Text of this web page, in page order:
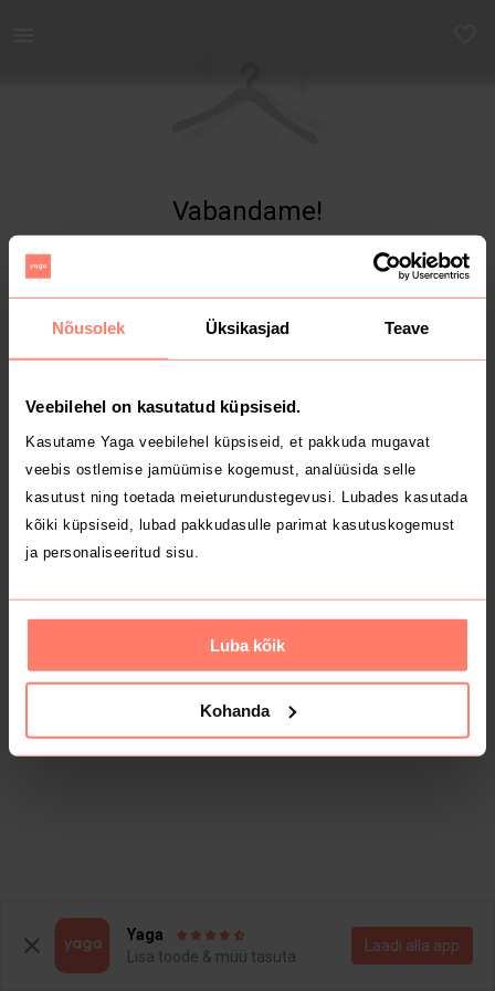
Nõusolek Üksikasjad Teave
Veebilehel on kasutatud küpsiseid.
Kasutame Yaga veebilehel küpsiseid, et pakkuda mugavat
veebis ostlemise jamüümise kogemust, analüüsida selle
kasutust ning toetada meieturundustegevusi. Lubades kasutada
kõiki küpsiseid, lubad pakkudasulle parimat kasutuskogemust
ja personaliseeritud sisu.
Luba kõik
Kohanda
Vabandame!
Yaga
Lisa toode & müü tasuta
Laadi alla äpp